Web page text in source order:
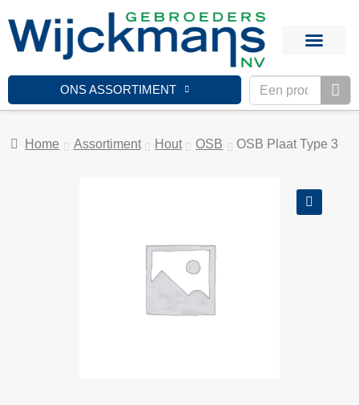
ONS ASSORTIMENT
Home Assortiment Hout OSB OSB Plaat Type 3